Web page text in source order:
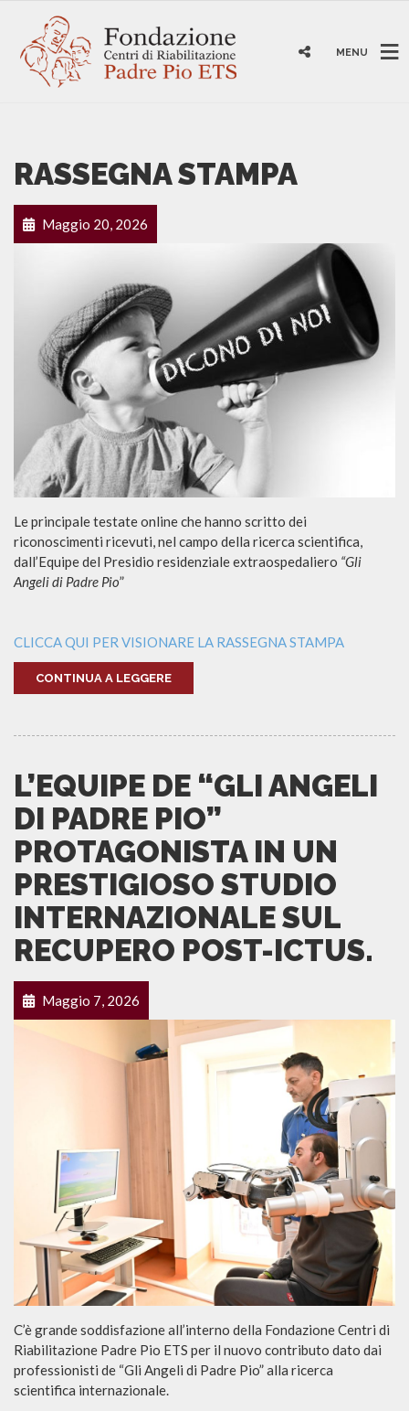
MENU
RASSEGNA STAMPA
Maggio 20, 2026
Le principale testate online che hanno scritto dei
riconoscimenti ricevuti, nel campo della ricerca scientifica,
dall’Equipe del Presidio residenziale extraospedaliero “Gli
Angeli di Padre Pio”
CLICCA QUI PER VISIONARE LA RASSEGNA STAMPA
CONTINUA A LEGGERE
L’EQUIPE DE “GLI ANGELI
DI PADRE PIO”
PROTAGONISTA IN UN
PRESTIGIOSO STUDIO
INTERNAZIONALE SUL
RECUPERO POST-ICTUS.
Maggio 7, 2026
C’è grande soddisfazione all’interno della Fondazione Centri di
Riabilitazione Padre Pio ETS per il nuovo contributo dato dai
professionisti de “Gli Angeli di Padre Pio” alla ricerca
scientifica internazionale.